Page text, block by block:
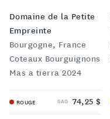
Domaine de la Petite
Empreinte
Bourgogne, France
Coteaux Bourguignons
Mas a tierra 2024
ROUGE SAQ 74,25 $